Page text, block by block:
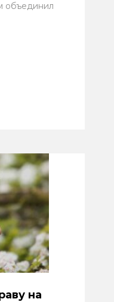
объединил
на